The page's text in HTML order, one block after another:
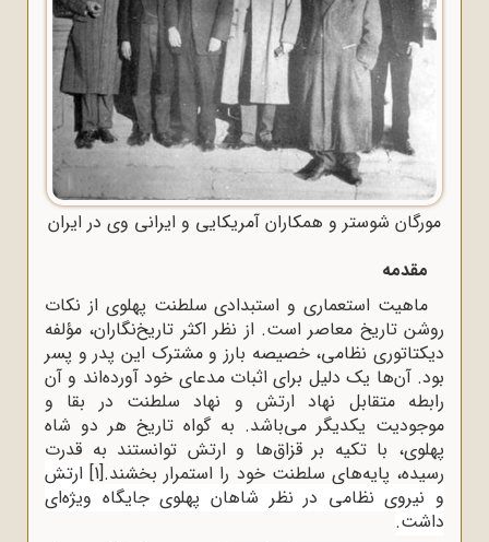
مورگان شوستر و همکاران آمریکایی و ایرانی وی در ایران
مقدمه
ماهیت استعماری و استبدادی سلطنت پهلوی از نکات
روشن تاریخ معاصر است. از نظر اکثر تاریخ‌نگاران، مؤلفه
دیکتاتوری نظامی، خصیصه بارز و مشترک این پدر و پسر
بود. آن‌ها یک دلیل برای اثبات مدعای خود آورده‌اند و آن
رابطه متقابل نهاد ارتش و نهاد سلطنت در بقا و
موجودیت یکدیگر می‌باشد. به گواه تاریخ هر دو شاه
پهلوی، با تکیه بر قزاق‌ها و ارتش توانستند به قدرت
رسیده، پایه‌های سلطنت خود را استمرار بخشند.[1] ارتش
و نیروی نظامی در نظر شاهان پهلوی جایگاه ویژه‌ای
داشت.